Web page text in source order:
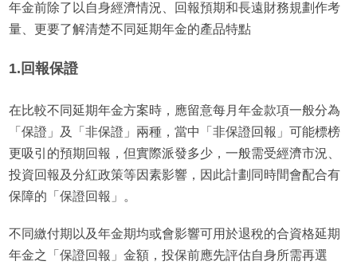
年金前除了以自身經濟情況、回報預期和長遠財務規劃作考
量、更要了解清楚不同延期年金的產品特點
1.回報保證
在比較不同延期年金方案時，應留意每月年金款項一般分為
「保證」及「非保證」兩種，當中「非保證回報」可能標榜
更吸引的預期回報，但實際派發多少，一般需受經濟市況、
投資回報及分紅政策等因素影響，因此計劃同時間會配合有
保障的「保證回報」。
不同繳付期以及年金期均或會影響可用於退稅的合資格延期
年金之「保證回報」金額，投保前應先評估自身所需再選